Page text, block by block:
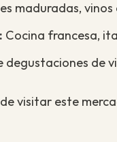
maduradas,
Cocina francesa,
degustaciones de
visitar este